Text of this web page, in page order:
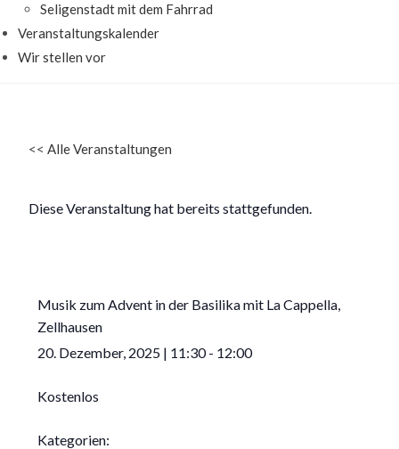
Seligenstadt mit dem Fahrrad
Veranstaltungskalender
Wir stellen vor
<<Alle Veranstaltungen
Diese Veranstaltung hat bereits stattgefunden.
Musik zum Advent in der Basilika mit La Cappella,
Zellhausen
20. Dezember, 2025 | 11:30- 12:00
Kostenlos
Kategorien: